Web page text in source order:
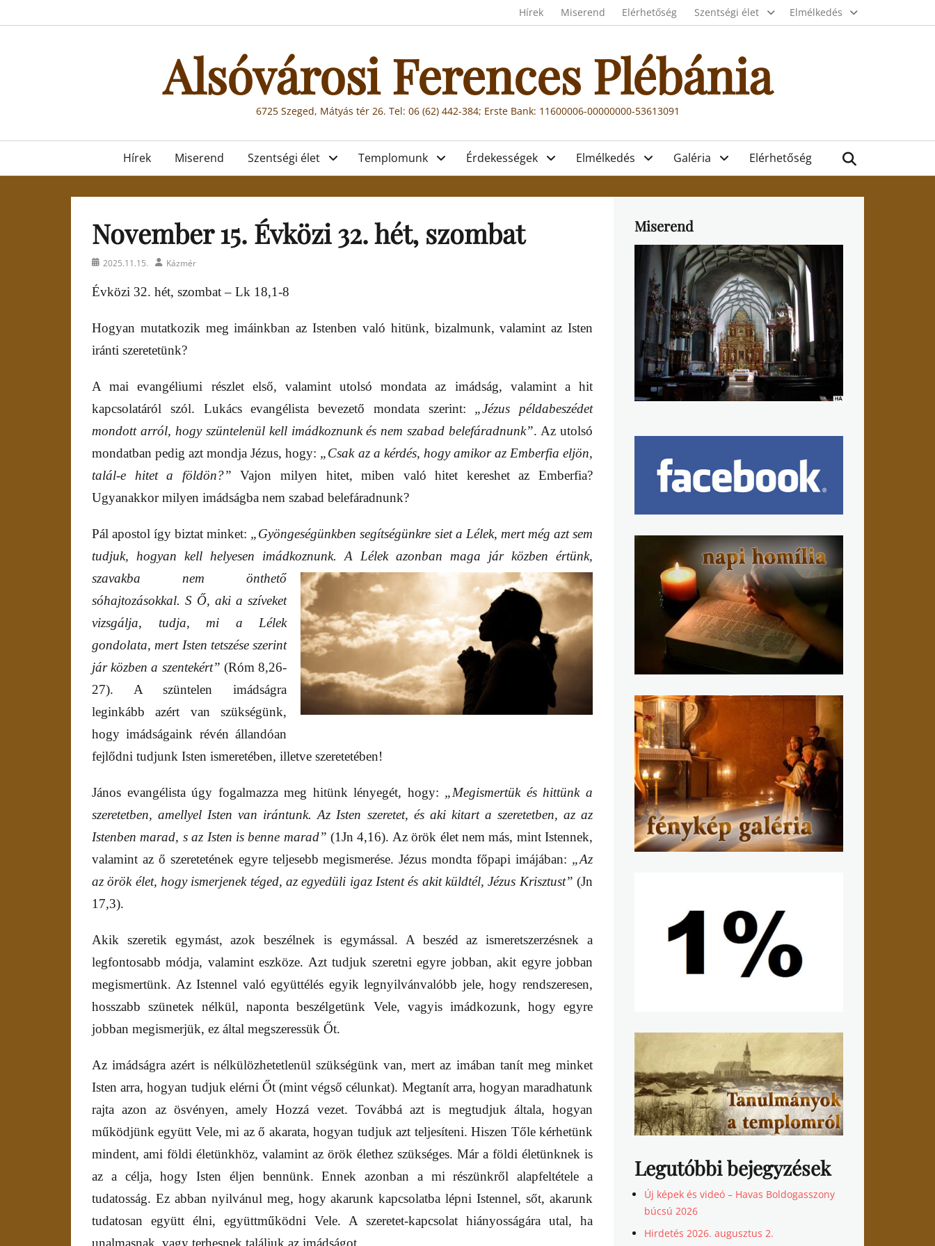
to
Header menu
Hírek Miserend Elérhetőség Szentségi élet Elmélkedés
Alsóvárosi Ferences Plébánia
6725 Szeged, Mátyás tér 26. Tel: 06 (62) 442-384; Erste Bank: 11600006-00000000-53613091
Primary
menu
Hírek Miserend Szentségi élet Templomunk Érdekességek Elmélkedés Galéria Elérhetőség
November 15. Évközi 32. hét, szombat
Posted2025.11.15. AuthorKázmér
Évközi 32. hét, szombat – Lk 18,1-8
Hogyan mutatkozik meg imáinkban az Istenben való hitünk, bizalmunk, valamint az Isten
iránti szeretetünk?
A mai evangéliumi részlet első, valamint utolsó mondata az imádság, valamint a hit
kapcsolatáról szól. Lukács evangélista bevezető mondata szerint: „Jézus példabeszédet
mondott arról, hogy szüntelenül kell imádkoznunk és nem szabad belefáradnunk”. Az utolsó
mondatban pedig azt mondja Jézus, hogy: „Csak az a kérdés, hogy amikor az Emberfia eljön,
talál-e hitet a földön?”Vajon milyen hitet, miben való hitet kereshet az Emberfia?
Ugyanakkor milyen imádságba nem szabad belefáradnunk?
Pál apostol így biztat minket: „Gyöngeségünkben segítségünkre siet a Lélek, mert még azt sem
tudjuk, hogyan kell helyesen imádkoznunk.A Lélek azonban maga jár közben értünk,
szavakba nem önthető
sóhajtozásokkal. S Ő, aki a szíveket
vizsgálja, tudja, mi a Lélek
gondolata, mert Isten tetszése szerint
jár közben a szentekért” (Róm 8,26-
27). A szüntelen imádságra
leginkább azért van szükségünk,
hogy imádságaink révén állandóan
fejlődni tudjunk Isten ismeretében, illetve szeretetében!
János evangélista úgy fogalmazza meg hitünk lényegét, hogy: „Megismertük és hittünk a
szeretetben, amellyel Isten van irántunk. Az Isten szeretet, és aki kitart a szeretetben, az az
Istenben marad, s az Isten is benne marad” (1Jn 4,16). Az örök élet nem más, mint Istennek,
valamint az ő szeretetének egyre teljesebb megismerése. Jézus mondta főpapi imájában: „Az
az örök élet, hogy ismerjenek téged, az egyedüli igaz Istent és akit küldtél, Jézus Krisztust” (Jn
17,3).
Akik szeretik egymást, azok beszélnek is egymással. A beszéd az ismeretszerzésnek a
legfontosabb módja, valamint eszköze. Azt tudjuk szeretni egyre jobban, akit egyre jobban
megismertünk. Az Istennel való együttélés egyik legnyilvánvalóbb jele, hogy rendszeresen,
hosszabb szünetek nélkül, naponta beszélgetünk Vele, vagyis imádkozunk, hogy egyre
jobban megismerjük, ez által megszeressük Őt.
Az imádságra azért is nélkülözhetetlenül szükségünk van, mert az imában tanít meg minket
Isten arra, hogyan tudjuk elérni Őt (mint végső célunkat). Megtanít arra, hogyan maradhatunk
rajta azon az ösvényen, amely Hozzá vezet. Továbbá azt is megtudjuk általa, hogyan
működjünk együtt Vele, mi az ő akarata, hogyan tudjuk azt teljesíteni. Hiszen Tőle kérhetünk
mindent, ami földi életünkhöz, valamint az örök élethez szükséges. Már a földi életünknek is
az a célja, hogy Isten éljen bennünk. Ennek azonban a mi részünkről alapfeltétele a
tudatosság. Ez abban nyilvánul meg, hogy akarunk kapcsolatba lépni Istennel, sőt, akarunk
tudatosan együtt élni, együttműködni Vele. A szeretet-kapcsolat hiányosságára utal, ha
Miserend
Legutóbbi bejegyzések
Új képek és videó – Havas Boldogasszony
búcsú 2026
Hirdetés 2026. augusztus 2.